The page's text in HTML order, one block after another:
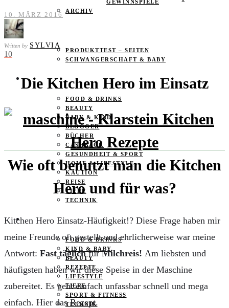
GEWINNSPIELE
ARCHIV
PRODUKTTEST – SEITEN
SCHWANGERSCHAFT & BABY
PRODUKTTESTER GESUCHT
FOOD & DRINKS
BEAUTY
BABY & KIND
BLOGGER
BÜCHER
CASHBACK
GESUNDHEIT & SPORT
HOME & LIFESTYLE
KAUTION
REISE
TIERE
TECHNIK
KATEGORIEN
FOOD & DRINKS
KIND & BABY
BEAUTY
REZEPTE
LIFESTYLE
TIERE
SPORT & FITNESS
TECHNIK
10. MÄRZ 2016
Written by SYLVIA
10
Die Kitchen Hero im Einsatz
Wie oft benutzt man die Kitchen
Hero und für was?
Kitchen Hero Einsatz-Häufigkeit!? Diese Frage haben mir
meine Freunde oft gestellt und ehrlicherweise war meine
Antwort: Fast täglichfürMilchreis! Am liebsten und
häufigsten haben wir diese Speise in der Maschine
zubereitet. Es geht einfach unfassbar schnell und mega
einfach. Hier das Rezept.